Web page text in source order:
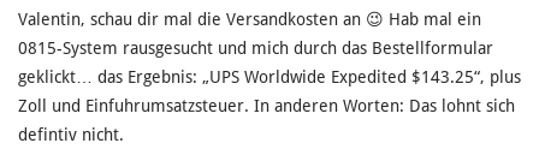
Valentin, schau dir mal die Versandkosten an 😉 Hab mal ein
0815-System rausgesucht und mich durch das Bestellformular
geklickt… das Ergebnis: „UPS Worldwide Expedited $143.25“, plus
Zoll und Einfuhrumsatzsteuer. In anderen Worten: Das lohnt sich
defintiv nicht.